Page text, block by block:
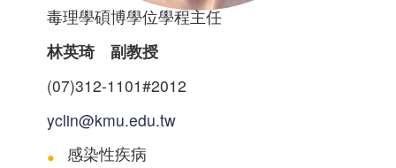
毒理學碩博學位學程主任
林英琦 副教授
(07)312-1101#2012
yclin@kmu.edu.tw
感染性疾病